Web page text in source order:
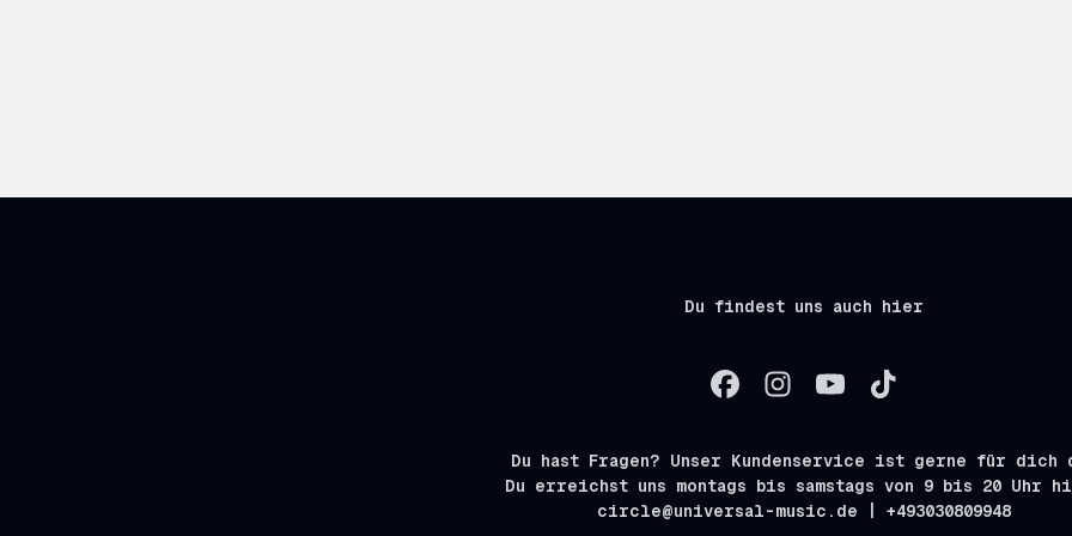
Du findest uns auch hier
Du hast Fragen? Unser Kundenservice ist gerne für dich
Du erreichst uns montags bis samstags von 9 bis 20 Uhr
circle@universal-music.de | +493030809948